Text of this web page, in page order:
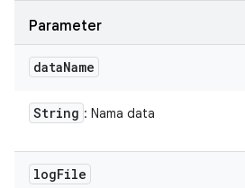
Parameter
dataName
String : Nama data
logFile